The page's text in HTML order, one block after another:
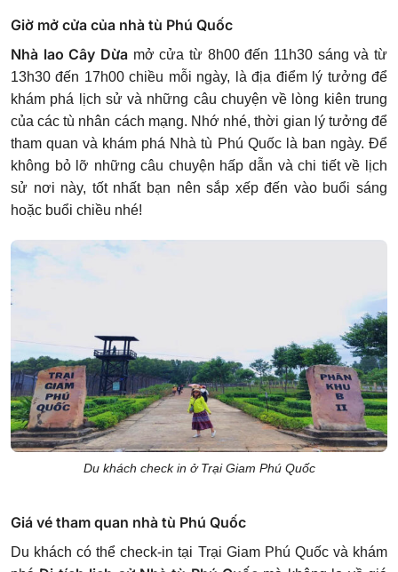
Giờ mở cửa của nhà tù Phú Quốc
Nhà lao Cây Dừa mở cửa từ 8h00 đến 11h30 sáng và từ
13h30 đến 17h00 chiều mỗi ngày, là địa điểm lý tưởng để
khám phá lịch sử và những câu chuyện về lòng kiên trung
của các tù nhân cách mạng. Nhớ nhé, thời gian lý tưởng để
tham quan và khám phá Nhà tù Phú Quốc là ban ngày. Để
không bỏ lỡ những câu chuyện hấp dẫn và chi tiết về lịch
sử nơi này, tốt nhất bạn nên sắp xếp đến vào buổi sáng
hoặc buổi chiều nhé!
Du khách check in ở Trại Giam Phú Quốc
Giá vé tham quan nhà tù Phú Quốc
Du khách có thể check-in tại Trại Giam Phú Quốc và khám